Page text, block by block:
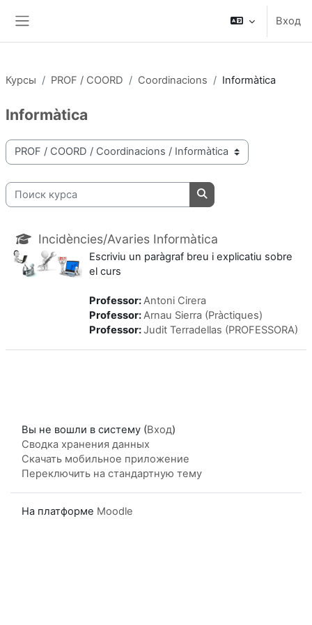
Вход
Курсы PROF / COORD Coordinacions Informàtica
Informàtica
Категории курсов
Поиск курса
Поиск курса
Incidències/Avaries Informàtica
Escriviu un paràgraf breu i explicatiu sobre
el curs
Professor:Antoni Cirera
Professor:Arnau Sierra (Pràctiques)
Professor:Judit Terradellas (PROFESSORA)
Вы не вошли в систему (Вход)
Сводка хранения данных
Скачать мобильное приложение
Переключить на стандартную тему
На платформе Moodle